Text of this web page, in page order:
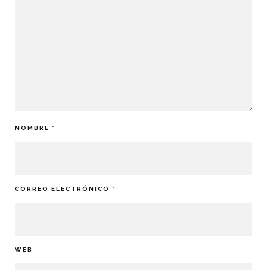
NOMBRE *
CORREO ELECTRÓNICO *
WEB